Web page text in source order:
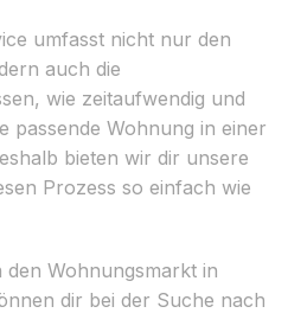
umfasst nicht nur den
auch die
wie zeitaufwendig und
passende Wohnung in einer
bieten wir dir unsere
Prozess so einfach wie
Wohnungsmarkt in
dir bei der Suche nach